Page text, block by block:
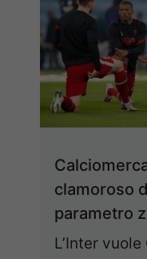
clamoroso
parametro
L’Inter